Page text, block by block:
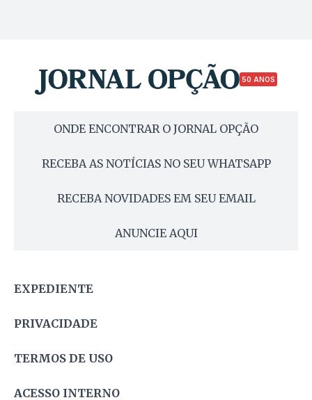
50 ANOS
ONDE ENCONTRAR O JORNAL OPÇÃO
RECEBA AS NOTÍCIAS NO SEU WHATSAPP
RECEBA NOVIDADES EM SEU EMAIL
ANUNCIE AQUI
EXPEDIENTE
PRIVACIDADE
TERMOS DE USO
ACESSO INTERNO